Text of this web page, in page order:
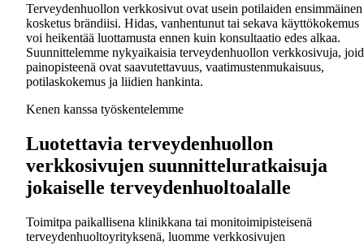
Terveydenhuollon verkkosivut ovat usein potilaiden ensimmäinen
kosketus brändiisi. Hidas, vanhentunut tai sekava käyttökokemus
voi heikentää luottamusta ennen kuin konsultaatio edes alkaa.
Suunnittelemme nykyaikaisia terveydenhuollon verkkosivuja,
painopisteenä ovat saavutettavuus, vaatimustenmukaisuus,
potilaskokemus ja liidien hankinta.
Kenen kanssa työskentelemme
Luotettavia terveydenhuollon
verkkosivujen suunnitteluratkaisuja
jokaiselle terveydenhuoltoalalle
Toimitpa paikallisena klinikkana tai monitoimipisteisenä
terveydenhuoltoyrityksenä, luomme verkkosivujen